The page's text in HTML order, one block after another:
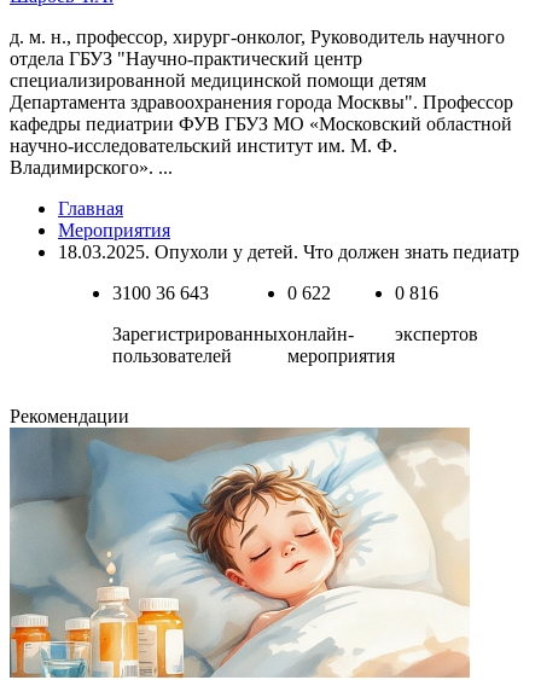
д. м. н., профессор, хирург-онколог, Руководитель научного
отдела ГБУЗ "Научно-практический центр
специализированной медицинской помощи детям
Департамента здравоохранения города Москвы". Профессор
кафедры педиатрии ФУВ ГБУЗ МО «Московский областной
научно-исследовательский институт им. М. Ф.
Владимирского». ...
Главная
Мероприятия
18.03.2025. Опухоли у детей. Что должен знать педиатр
3100 36 643
Зарегистрированных
пользователей
0 622
онлайн-
мероприятия
0 816
экспертов
Рекомендации